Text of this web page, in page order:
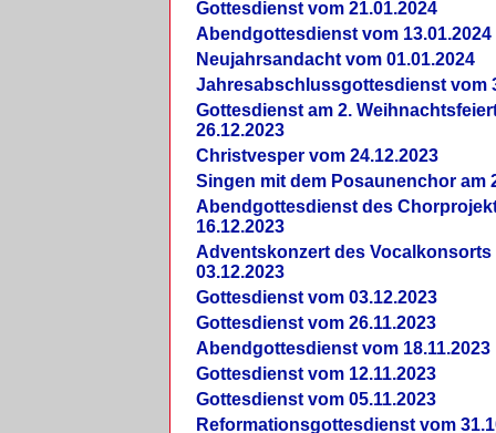
Gottesdienst vom 21.01.2024
Abendgottesdienst vom 13.01.2024
Neujahrsandacht vom 01.01.2024
Jahresabschlussgottesdienst vom
Gottesdienst am 2.
26.12.2023
Christvesper vom 24.12.2023
Singen mit dem Posaunenchor am
Abendgottesdienst des
16.12.2023
Adventskonzert des Vocalkonsorts
03.12.2023
Gottesdienst vom 03.12.2023
Gottesdienst vom 26.11.2023
Abendgottesdienst vom 18.11.2023
Gottesdienst vom 12.11.2023
Gottesdienst vom 05.11.2023
Reformationsgottesdienst vom